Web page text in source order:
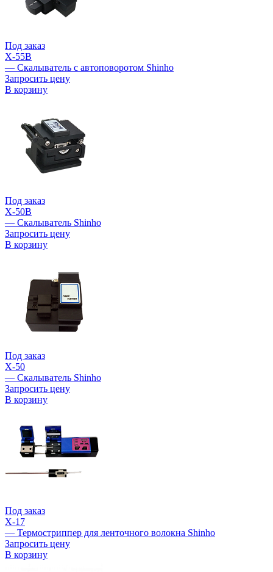
Под заказ
X-55B
— Скалыватель с автоповоротом Shinho
Запросить цену
В корзину
Под заказ
X-50B
— Скалыватель Shinho
Запросить цену
В корзину
Под заказ
X-50
— Скалыватель Shinho
Запросить цену
В корзину
Под заказ
X-17
— Термостриппер для ленточного волокна Shinho
Запросить цену
В корзину